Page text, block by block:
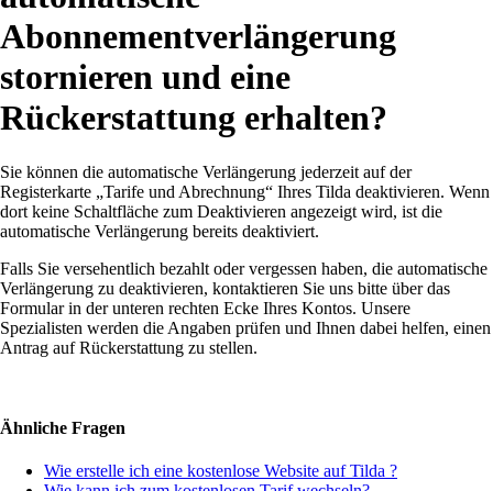
Abonnementverlängerung
stornieren und eine
Rückerstattung erhalten?
Sie können die automatische Verlängerung jederzeit auf der
Registerkarte „Tarife und Abrechnung“ Ihres Tilda deaktivieren. Wenn
dort keine Schaltfläche zum Deaktivieren angezeigt wird, ist die
automatische Verlängerung bereits deaktiviert.
Falls Sie versehentlich bezahlt oder vergessen haben, die automatische
Verlängerung zu deaktivieren, kontaktieren Sie uns bitte über das
Formular in der unteren rechten Ecke Ihres Kontos. Unsere
Spezialisten werden die Angaben prüfen und Ihnen dabei helfen, einen
Antrag auf Rückerstattung zu stellen.
Ähnliche Fragen
Wie erstelle ich eine kostenlose Website auf Tilda ?